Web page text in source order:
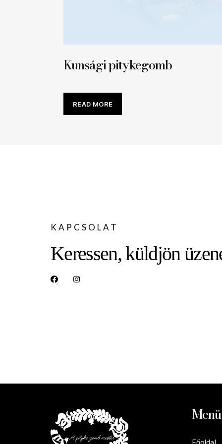
Kunsági pitykegomb
READ MORE
KAPCSOLAT
Keressen, küldjön
Menü
Főoldal